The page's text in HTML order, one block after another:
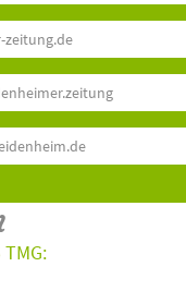
zeitung.de